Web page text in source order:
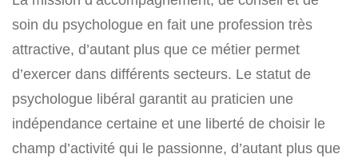
soin du psychologue en fait une profession très
attractive, d’autant plus que ce métier permet
d’exercer dans différents secteurs. Le statut de
psychologue libéral garantit au praticien une
indépendance certaine et une liberté de choisir le
champ d’activité qui le passionne, d’autant plus que